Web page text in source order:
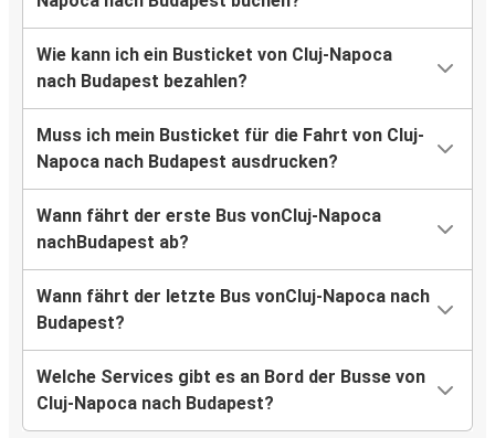
Wie kann ich ein Busticket von Cluj-Napoca
nach Budapest bezahlen?
Muss ich mein Busticket für die Fahrt von Cluj-
Napoca nach Budapest ausdrucken?
Wann fährt der erste Bus vonCluj-Napoca
nachBudapest ab?
Wann fährt der letzte Bus vonCluj-Napoca nach
Budapest?
Welche Services gibt es an Bord der Busse von
Cluj-Napoca nach Budapest?